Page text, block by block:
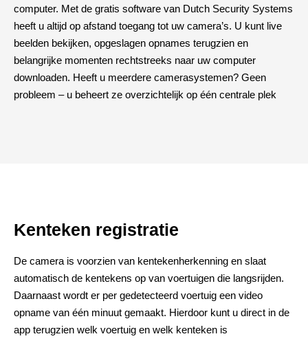
computer. Met de gratis software van Dutch Security Systems
heeft u altijd op afstand toegang tot uw camera’s. U kunt live
beelden bekijken, opgeslagen opnames terugzien en
belangrijke momenten rechtstreeks naar uw computer
downloaden. Heeft u meerdere camerasystemen? Geen
probleem – u beheert ze overzichtelijk op één centrale plek
Kenteken registratie
De camera is voorzien van kentekenherkenning en slaat
automatisch de kentekens op van voertuigen die langsrijden.
Daarnaast wordt er per gedetecteerd voertuig een video
opname van één minuut gemaakt. Hierdoor kunt u direct in de
app terugzien welk voertuig en welk kenteken is